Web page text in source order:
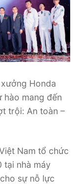
Honda
hào mang đến
trội: An toàn –
Nam tổ chức
tại nhà máy
sự nỗ lực